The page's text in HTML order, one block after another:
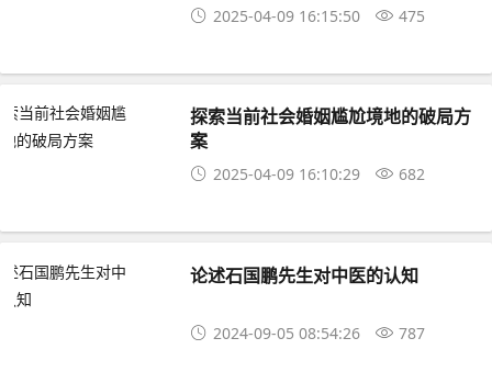
2025-04-09 16:15:50 475
探索当前社会婚姻尴尬境地的破局方
案
2025-04-09 16:10:29 682
​​​​​​​论述石国鹏先生对中医的认知
2024-09-05 08:54:26 787